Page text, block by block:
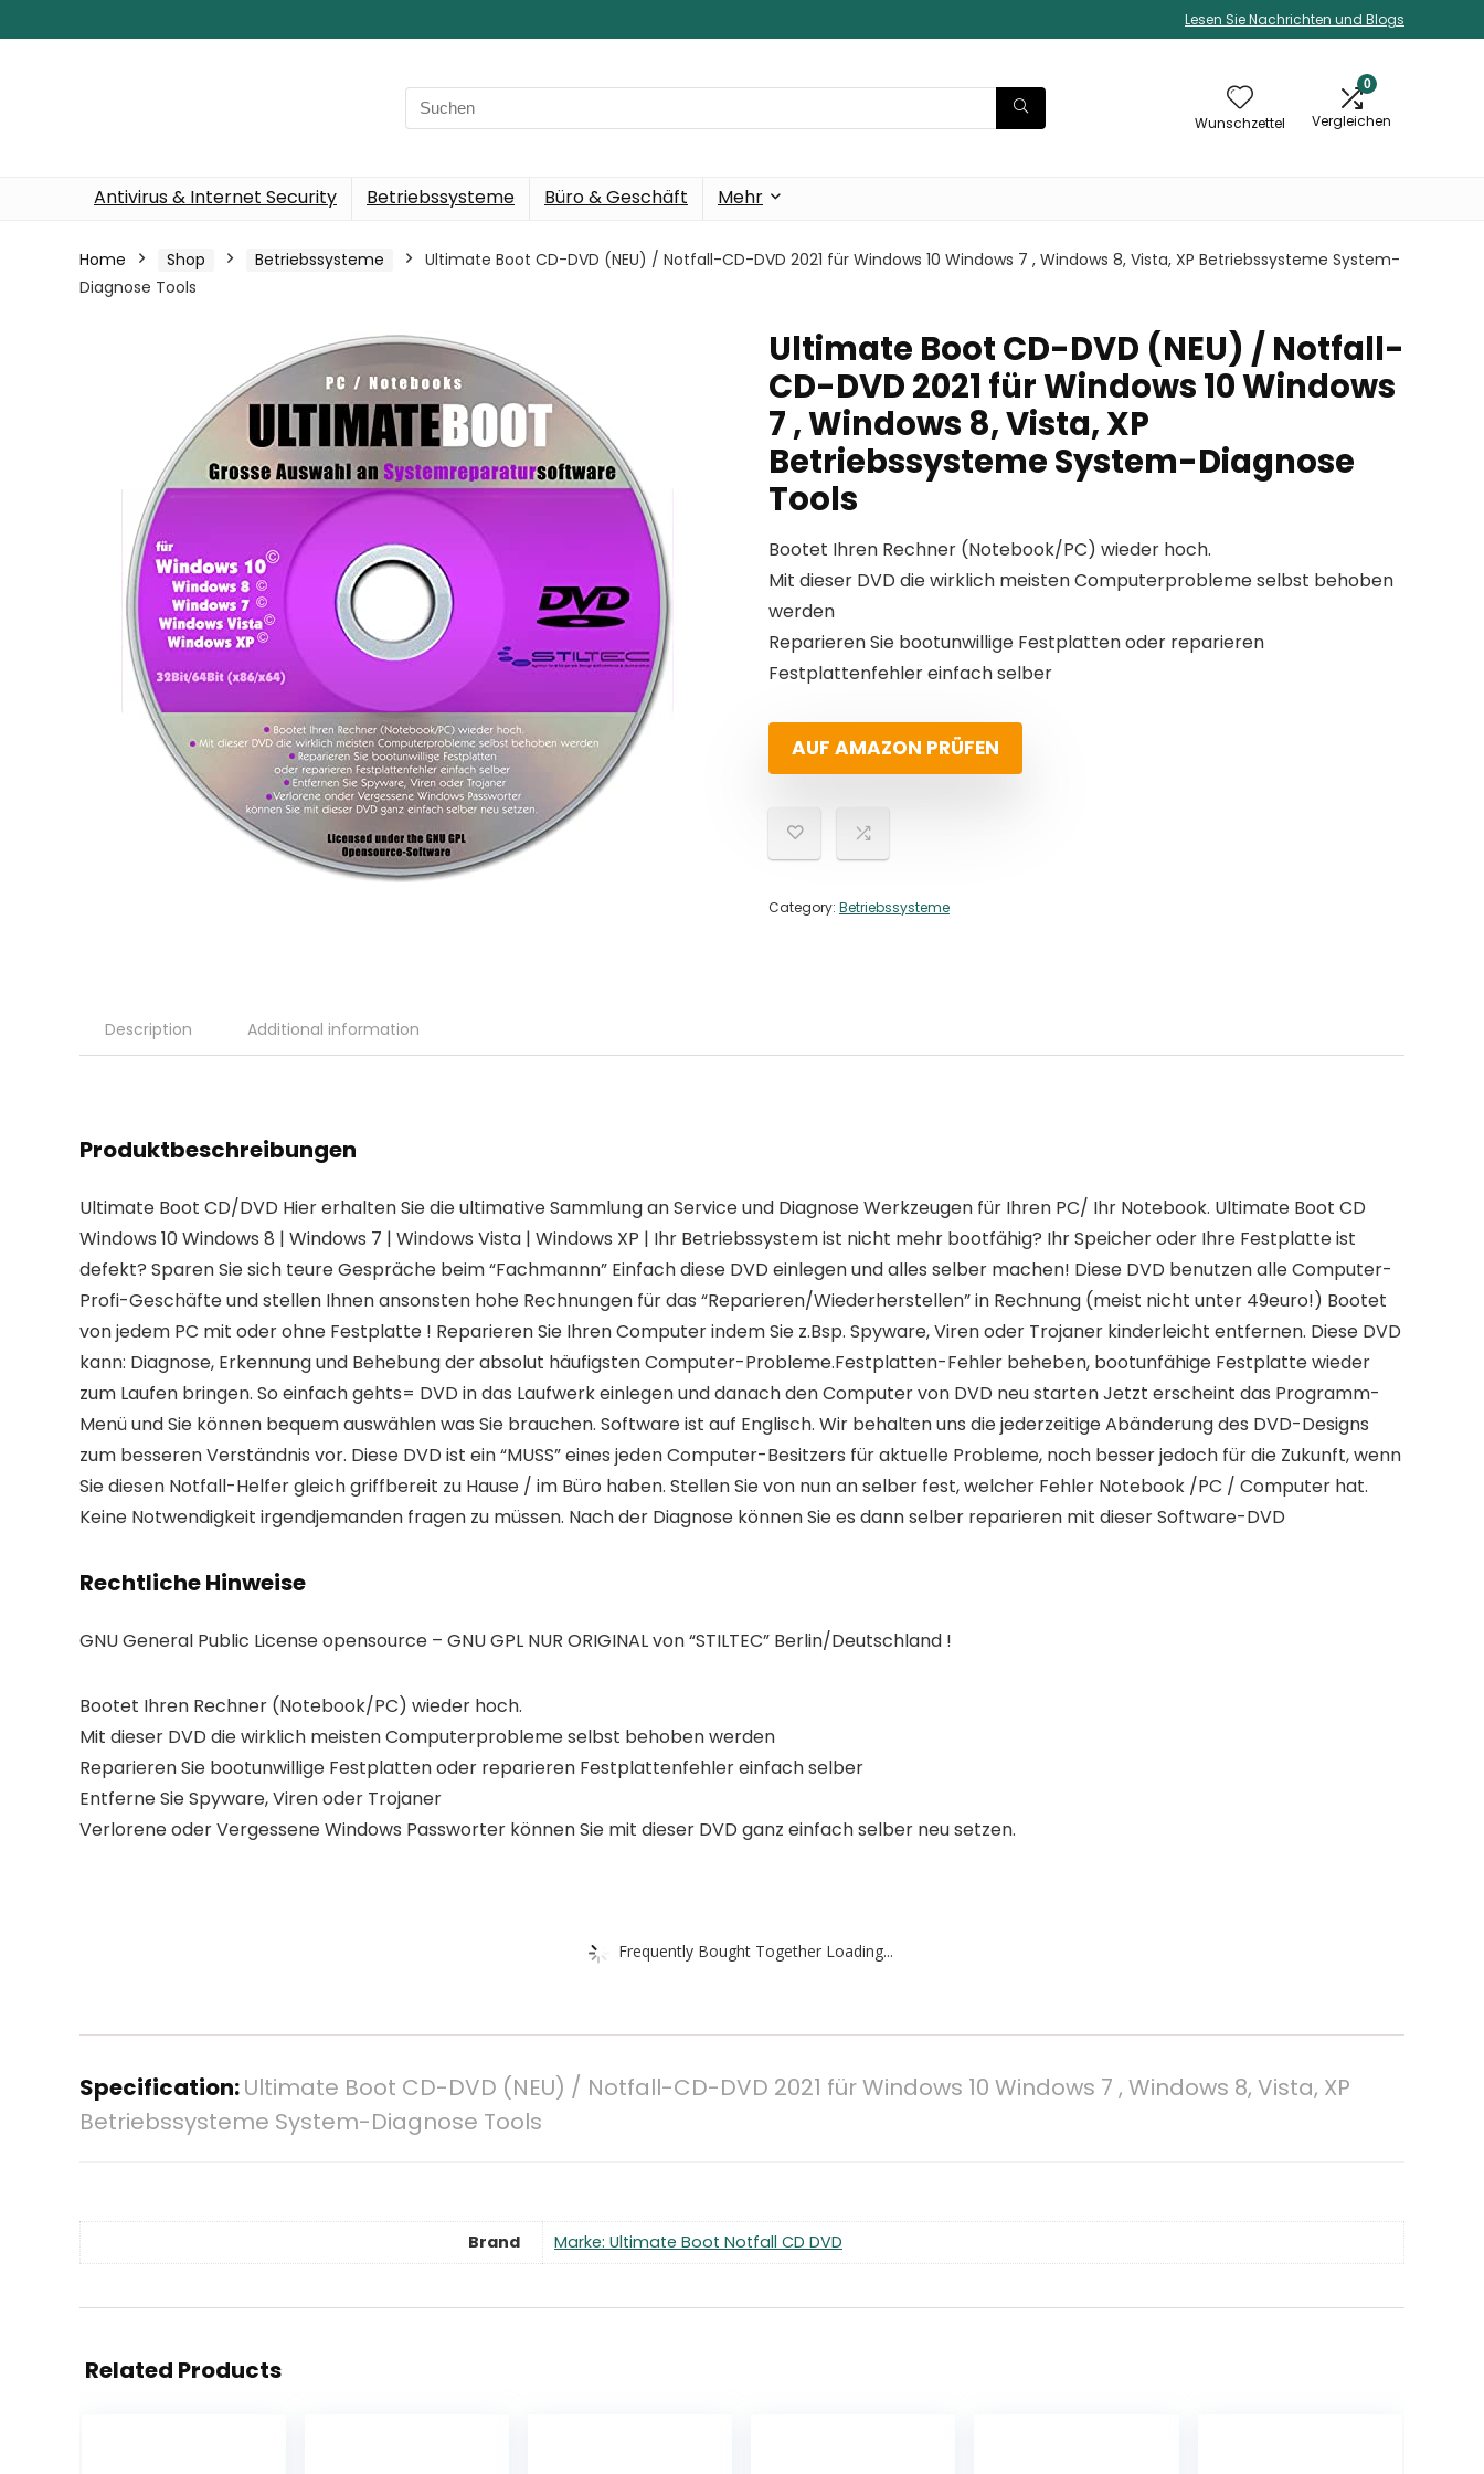
Lesen Sie Nachrichten und Blogs
Search
for:
Wunschzettel
0
Vergleichen
Antivirus & Internet Security Betriebssysteme Büro & Geschäft Mehr
Home Shop Betriebssysteme
Ultimate Boot CD-DVD (NEU) / Notfall-CD-DVD 2021 für Windows 10 Windows 7 , Windows 8, Vista, XP Betriebssysteme System-
Diagnose Tools
Ultimate Boot CD-DVD (NEU) / Notfall-
CD-DVD 2021 für Windows 10 Windows
7 , Windows 8, Vista, XP
Betriebssysteme System-Diagnose
Tools
Bootet Ihren Rechner (Notebook/PC) wieder hoch.
Mit dieser DVD die wirklich meisten Computerprobleme selbst behoben
werden
Reparieren Sie bootunwillige Festplatten oder reparieren
Festplattenfehler einfach selber
AUF AMAZON PRÜFEN
Category: Betriebssysteme
Description Additional information
Produktbeschreibungen
Ultimate Boot CD/DVD Hier erhalten Sie die ultimative Sammlung an Service und Diagnose Werkzeugen für Ihren PC/ Ihr Notebook. Ultimate Boot CD
Windows 10 Windows 8 | Windows 7 | Windows Vista | Windows XP | Ihr Betriebssystem ist nicht mehr bootfähig? Ihr Speicher oder Ihre Festplatte ist
defekt? Sparen Sie sich teure Gespräche beim “Fachmannn” Einfach diese DVD einlegen und alles selber machen! Diese DVD benutzen alle Computer-
Profi-Geschäfte und stellen Ihnen ansonsten hohe Rechnungen für das “Reparieren/Wiederherstellen” in Rechnung (meist nicht unter 49euro!) Bootet
von jedem PC mit oder ohne Festplatte ! Reparieren Sie Ihren Computer indem Sie z.Bsp. Spyware, Viren oder Trojaner kinderleicht entfernen. Diese DVD
kann: Diagnose, Erkennung und Behebung der absolut häufigsten Computer-Probleme.Festplatten-Fehler beheben, bootunfähige Festplatte wieder
zum Laufen bringen. So einfach gehts= DVD in das Laufwerk einlegen und danach den Computer von DVD neu starten Jetzt erscheint das Programm-
Menü und Sie können bequem auswählen was Sie brauchen. Software ist auf Englisch. Wir behalten uns die jederzeitige Abänderung des DVD-Designs
zum besseren Verständnis vor. Diese DVD ist ein “MUSS” eines jeden Computer-Besitzers für aktuelle Probleme, noch besser jedoch für die Zukunft, wenn
Sie diesen Notfall-Helfer gleich griffbereit zu Hause / im Büro haben. Stellen Sie von nun an selber fest, welcher Fehler Notebook /PC / Computer hat.
Keine Notwendigkeit irgendjemanden fragen zu müssen. Nach der Diagnose können Sie es dann selber reparieren mit dieser Software-DVD
Rechtliche Hinweise
GNU General Public License opensource – GNU GPL NUR ORIGINAL von “STILTEC” Berlin/Deutschland !
Bootet Ihren Rechner (Notebook/PC) wieder hoch.
Mit dieser DVD die wirklich meisten Computerprobleme selbst behoben werden
Reparieren Sie bootunwillige Festplatten oder reparieren Festplattenfehler einfach selber
Entferne Sie Spyware, Viren oder Trojaner
Verlorene oder Vergessene Windows Passworter können Sie mit dieser DVD ganz einfach selber neu setzen.
Frequently Bought Together Loading...
Specification:Ultimate Boot CD-DVD (NEU) / Notfall-CD-DVD 2021 für Windows 10 Windows 7 , Windows 8, Vista, XP
Betriebssysteme System-Diagnose Tools
Brand Marke: Ultimate Boot Notfall CD DVD
Related Products